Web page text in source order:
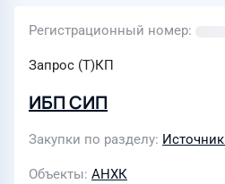
Регистрационный номер
Запрос (Т)КП
ИБП СИП
Закупки по разделу
Объекты АНХК